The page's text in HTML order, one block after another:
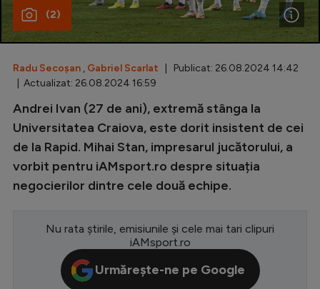
Inedit
Clasamente
Champions League
Europa League
Conference League
Premier League
Serie A
(2)
Radu Secoșan , Gabriel Scarlat | Publicat: 26.08.2024 14:42
| Actualizat: 26.08.2024 16:59
Andrei Ivan (27 de ani), extremă stânga la
Universitatea Craiova, este dorit insistent de cei
de la Rapid. Mihai Stan, impresarul jucătorului, a
vorbit pentru iAMsport.ro despre situația
negocierilor dintre cele două echipe.
Nu rata știrile, emisiunile și cele mai tari clipuri
iAMsport.ro
Urmărește-ne pe Google